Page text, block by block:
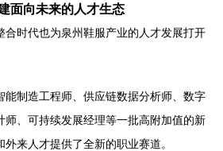
面向未来的人才生态
合时代也为泉州鞋服产业的人才发展打开
能制造工程师、供应链数据分析师、数字
师、可持续发展经理等一批高附加值的新
来人才提供了全新的职业赛道。